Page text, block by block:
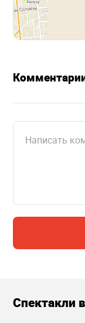
Спектакли